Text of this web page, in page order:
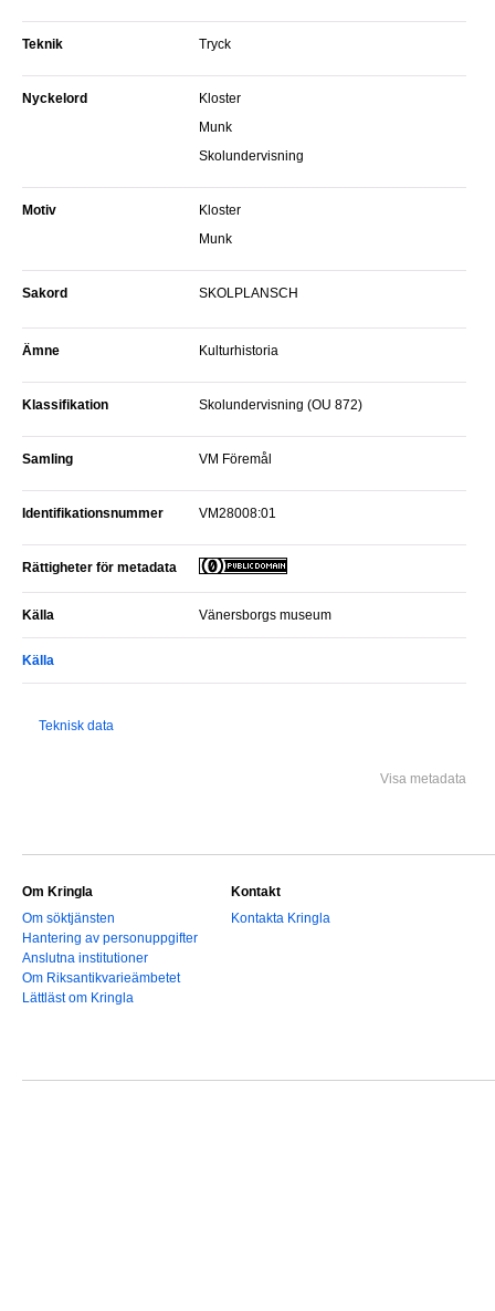
Teknik Tryck
Nyckelord
Kloster
Munk
Skolundervisning
Motiv
Kloster
Munk
sakord SKOLPLANSCH
Ämne Kulturhistoria
Klassifikation Skolundervisning (OU 872)
Samling VM Föremål
Identifikationsnummer VM28008:01
Rättigheter för metadata
Källa Vänersborgs museum
Källa
Teknisk data
Visa metadata
Om Kringla
Om söktjänsten
Hantering av personuppgifter
Anslutna institutioner
Om Riksantikvarieämbetet
Lättläst om Kringla
Kontakt
Kontakta Kringla